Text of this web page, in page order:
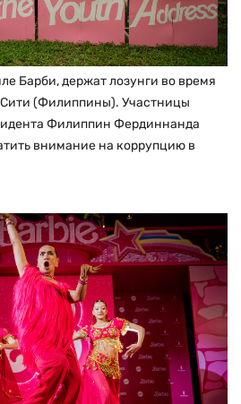
Барби, держат лозунги во время
(Филиппины). Участницы
Филиппин Фердиннанда
внимание на коррупцию в